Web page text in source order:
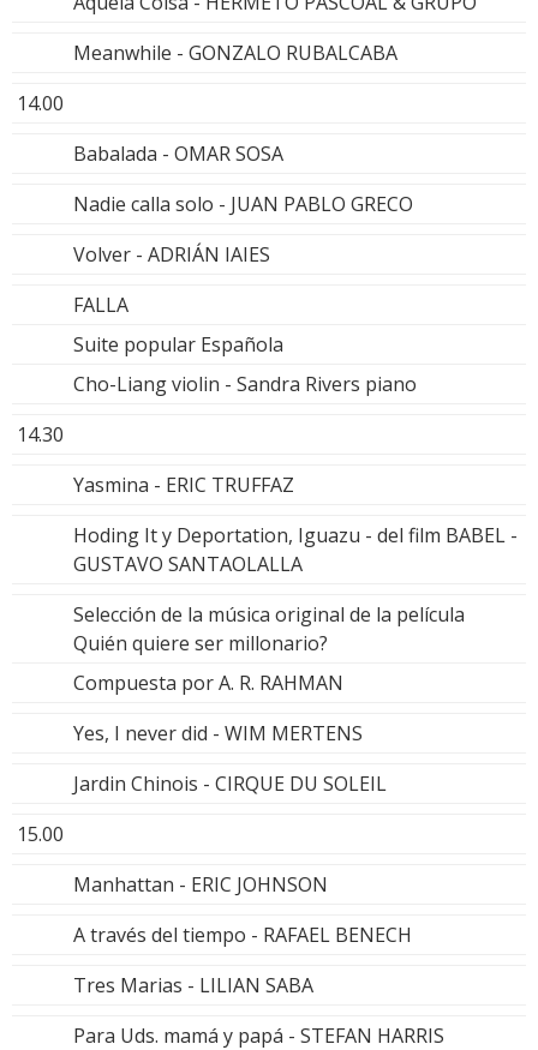
Meanwhile - GONZALO RUBALCABA
14.00
Babalada - OMAR SOSA
Nadie calla solo - JUAN PABLO GRECO
Volver - ADRIÁN IAIES
FALLA
Suite popular Española
Cho-Liang violin - Sandra Rivers piano
14.30
Yasmina - ERIC TRUFFAZ
Hoding It y Deportation, Iguazu - del film BABEL -
GUSTAVO SANTAOLALLA
Selección de la música original de la película
Quién quiere ser millonario?
Compuesta por A. R. RAHMAN
Yes, I never did - WIM MERTENS
Jardin Chinois - CIRQUE DU SOLEIL
15.00
Manhattan - ERIC JOHNSON
A través del tiempo - RAFAEL BENECH
Tres Marias - LILIAN SABA
Para Uds. mamá y papá - STEFAN HARRIS